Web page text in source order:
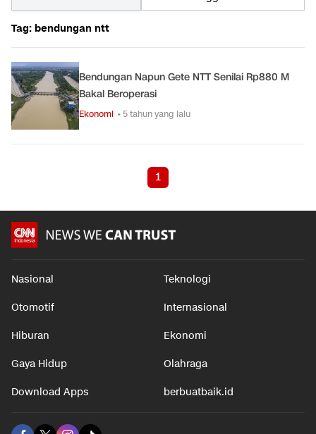
Tag: bendungan ntt
Bendungan Napun Gete NTT Senilai Rp880 M
Bakal Beroperasi
Ekonomi • 5 tahun yang lalu
1
Nasional Teknologi
Otomotif Internasional
Hiburan Ekonomi
Gaya Hidup Olahraga
Download Apps berbuatbaik.id